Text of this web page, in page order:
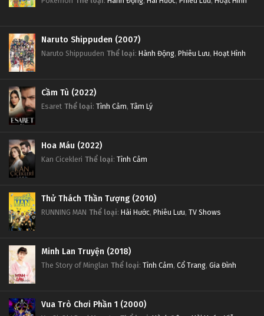
Naruto Shippuden (2007)
Naruto Shippuuden Thể loại: Hành Động, Phiêu Lưu, Hoạt Hình
Cầm Tù (2022)
Esaret Thể loại: Tình Cảm, Tâm Lý
Hoa Máu (2022)
Kan Cicekleri Thể loại: Tình Cảm
Thử Thách Thần Tượng (2010)
RUNNING MAN Thể loại: Hài Hước, Phiêu Lưu, TV Shows
Minh Lan Truyện (2018)
The Story of Minglan Thể loại: Tình Cảm, Cổ Trang, Gia Đình
Vua Trò Chơi Phần 1 (2000)